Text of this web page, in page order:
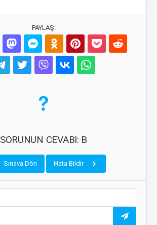
PAYLAŞ:
SORUNUN CEVABI: B
Sınava Dön Hata Bildir